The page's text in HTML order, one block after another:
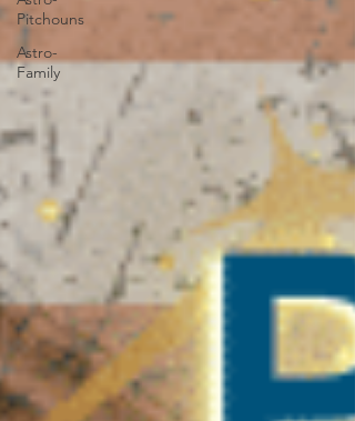
Pitchouns
Astro-
Family